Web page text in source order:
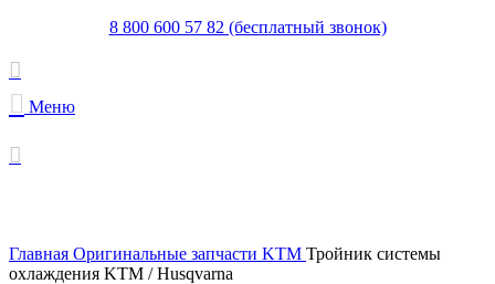
8 800 600 57 82 (бесплатный звонок)
Меню
Главная Оригинальные запчасти KTM Тройник системы
охлаждения KTM / Husqvarna